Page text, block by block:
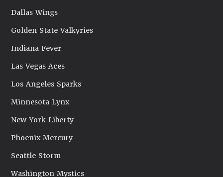
Dallas Wings
Golden State Valkyries
Indiana Fever
Las Vegas Aces
Los Angeles Sparks
Minnesota Lynx
New York Liberty
Phoenix Mercury
Seattle Storm
Washington Mystics